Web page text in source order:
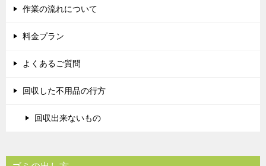
作業の流れについて
料金プラン
よくあるご質問
回収した不用品の行方
回収出来ないもの